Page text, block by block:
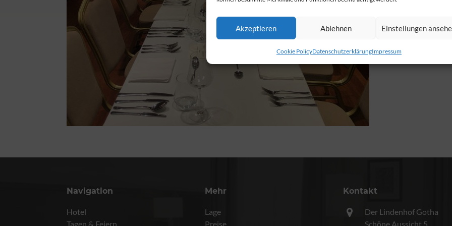
Akzeptieren Ablehnen Einstellungen
Cookie PolicyDatenschutzerklärungImpressum
Navigation
Hotel
Tagen & Feiern
Mehr
Lage
Preise
Kontakt
Der Lindenhof Gotha
Schöne Aussicht 5